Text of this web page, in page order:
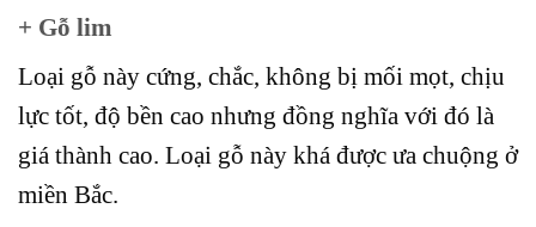
+ Gỗ lim
Loại gỗ này cứng, chắc, không bị mối mọt, chịu
lực tốt, độ bền cao nhưng đồng nghĩa với đó là
giá thành cao. Loại gỗ này khá được ưa chuộng ở
miền Bắc.